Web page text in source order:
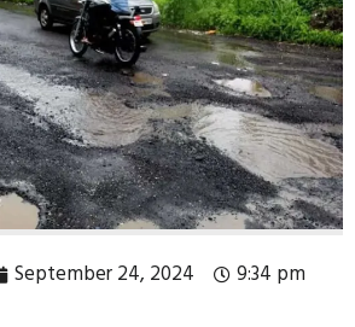
September 24, 2024 9:34 pm